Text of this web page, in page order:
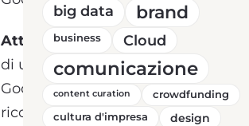
Attenzione!Non si tratta
di una certificazione
Google, bensì di un corso
riconosciuto da Google,
big data brand
business Cloud
comunicazione
content curation
crowdfunding
cultura d'impresa
design